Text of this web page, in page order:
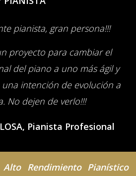
pianista, gran persona!!!
proyecto para cambiar el
del piano a uno más ágil y
intención de evolución a
No dejen de verlo!!!
, Pianista Profesional
Rendimiento Pianístico